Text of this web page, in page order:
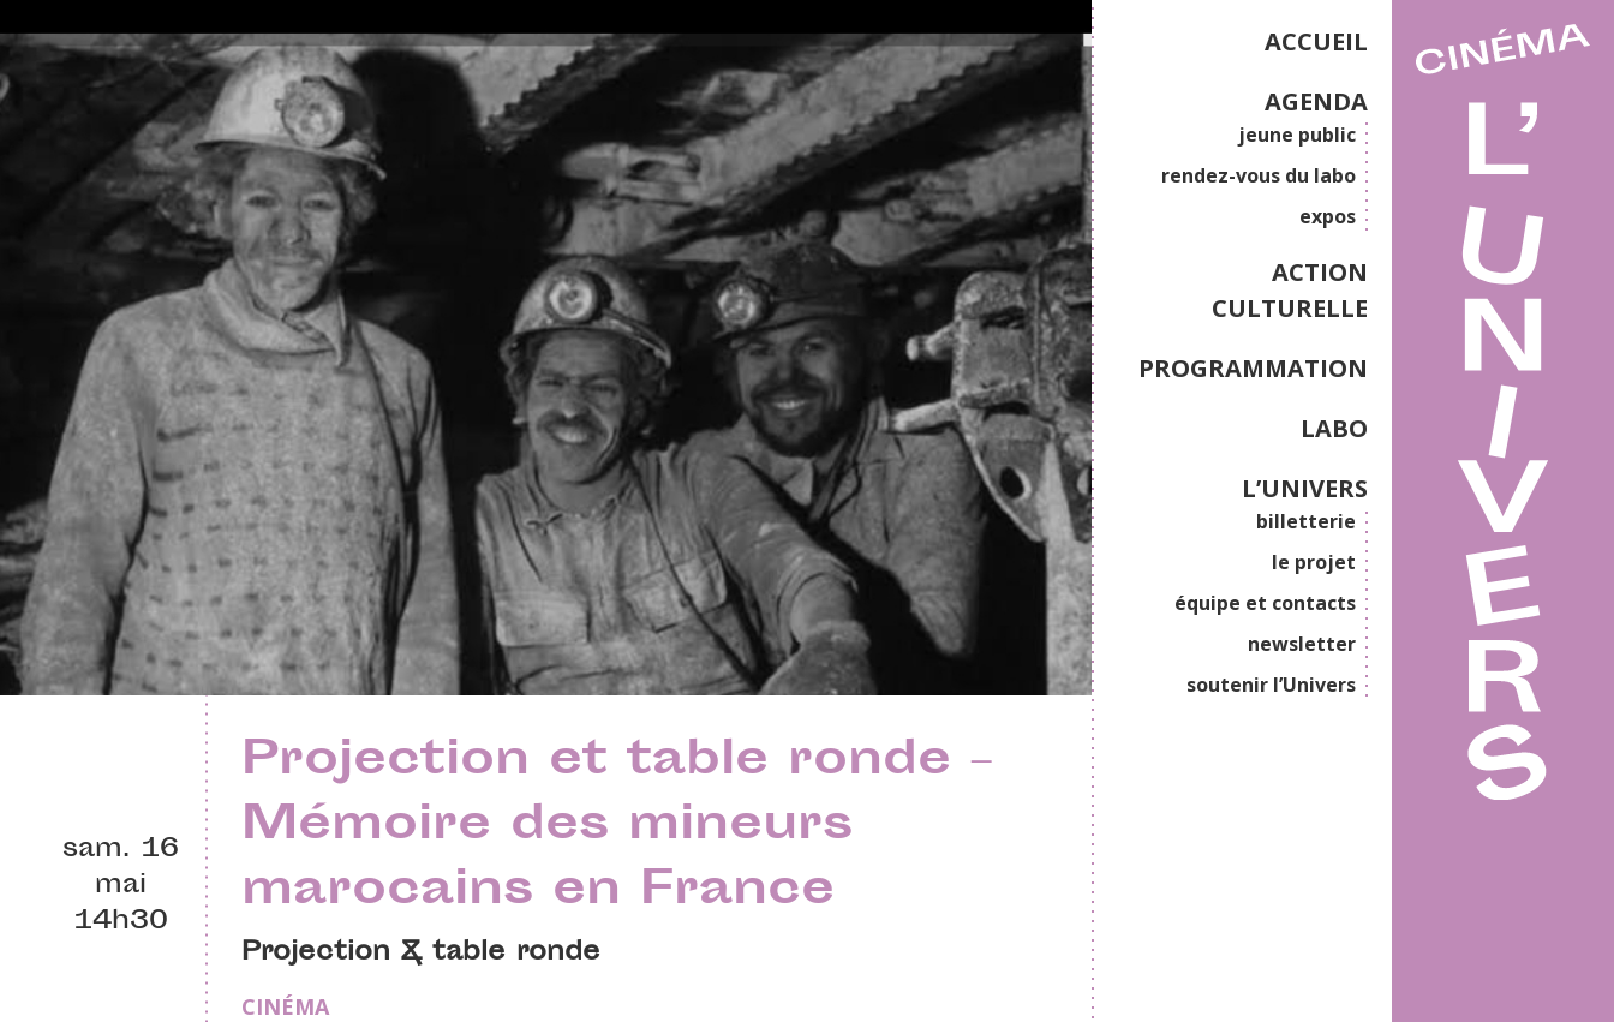
ACCUEIL
AGENDA
jeune public
rendez-vous du labo
expos
ACTION
CULTURELLE
PROGRAMMATION
LABO
L’UNIVERS
billetterie
le projet
équipe et contacts
newsletter
soutenir l’Univers
sam. 16
mai
14h30
Projection et table ronde –
Mémoire des mineurs
marocains en France
Projection & table ronde
CINÉMA